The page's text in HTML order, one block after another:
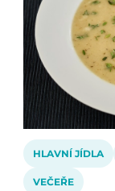
HLAVNÍ JÍDLA
VEČEŘE